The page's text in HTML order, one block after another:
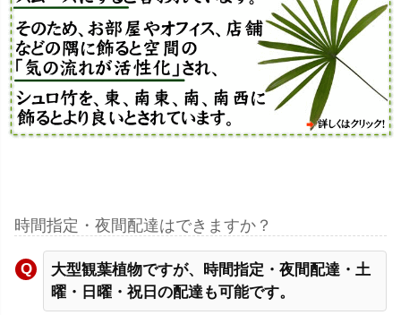
時間指定・夜間配達はできますか？
大型観葉植物ですが、時間指定・夜間配達・土
曜・日曜・祝日の配達も可能です。